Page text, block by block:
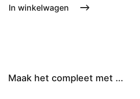
In winkelwagen
Maak het compleet met ...